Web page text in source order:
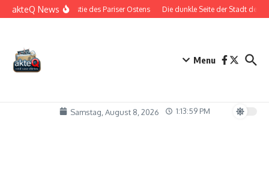
Zum Inhalt springen
akteQ NewsDie Bestie des Pariser Ostens Die dunkle Seite der Stadt der
Menu
Samstag, August 8, 2026 1:13:59 PM